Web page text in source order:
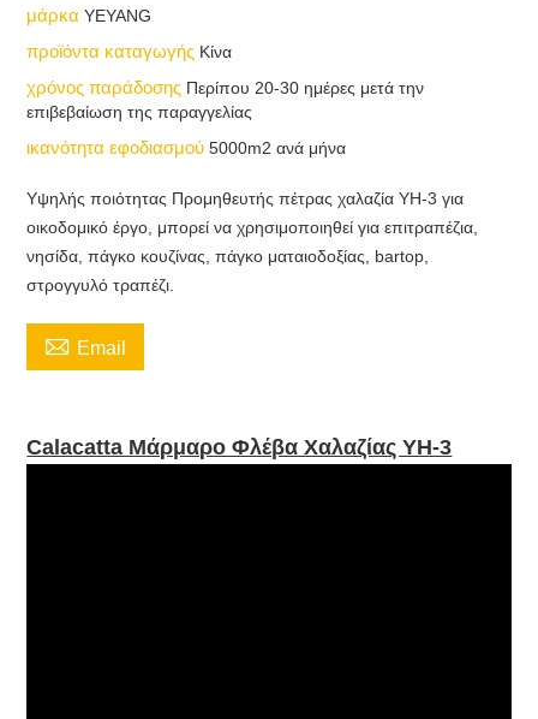
μάρκαYEYANG
προϊόντα καταγωγής Κίνα
χρόνος παράδοσης Περίπου 20-30 ημέρες μετά την
επιβεβαίωση της παραγγελίας
ικανότητα εφοδιασμού5000m2 ανά μήνα
Υψηλής ποιότητας Προμηθευτής πέτρας χαλαζία YH-3 για
οικοδομικό έργο, μπορεί να χρησιμοποιηθεί για επιτραπέζια,
νησίδα, πάγκο κουζίνας, πάγκο ματαιοδοξίας, bartop,
στρογγυλό τραπέζι.
 Email
Calacatta Μάρμαρο Φλέβα Χαλαζίας YH-3